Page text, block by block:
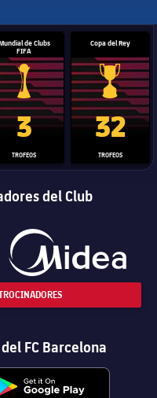
de Campeones
de Clubs
FIFA
Trofeo del Mundial de
3
TROFEOS
Copa del Rey
Copa del
32
TROFEOS
del Club
FC Barcelona